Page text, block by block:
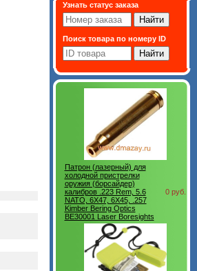
Узнать статус заказа
Поиск товара по номеру ID
Патрон (лазерный) для
холодной пристрелки
оружия (борсайдер)
калибров .223 Rem, 5.6
NATO, 6Х47, 6Х45, .257
Kimber Bering Optics
BE30001 Laser Boresights
0 руб.